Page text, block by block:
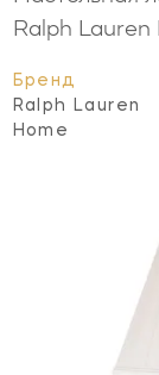
Ralph Lauren
Бренд
Ralph Lauren
Home